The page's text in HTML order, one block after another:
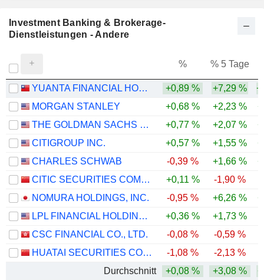
Investment Banking & Brokerage-
Dienstleistungen - Andere
% % 5 Tage
YUANTA FINANCIAL HOLDING CO., LTD. +0,89 % +7,29 %
MORGAN STANLEY
+0,68 % +2,23 %
THE GOLDMAN SACHS GROUP, INC.
+0,77 % +2,07 %
CITIGROUP INC.
+0,57 % +1,55 %
CHARLES SCHWAB
-0,39 % +1,66 %
CITIC SECURITIES COMPANY LIMITED
+0,11 % -1,90 %
NOMURA HOLDINGS, INC.
-0,95 % +6,26 %
LPL FINANCIAL HOLDINGS INC.
+0,36 % +1,73 %
CSC FINANCIAL CO., LTD.
-0,08 % -0,59 %
HUATAI SECURITIES CO., LTD.
-1,08 % -2,13 %
Durchschnitt
+0,08 % +3,08 %